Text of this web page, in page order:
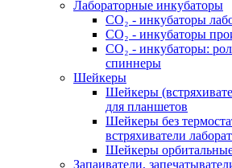
Лабораторные инкубаторы
СО₂ - инкубаторы
СО₂ - инкубаторы
СО₂ - инкубаторы:
спиннеры
Шейкеры
Шейкеры
для планшетов
Шейкеры без
встряхиватели
Шейкеры
Запаиватели,